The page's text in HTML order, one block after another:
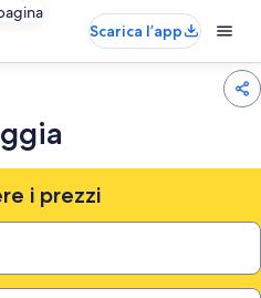
Scarica l’app
i prezzi